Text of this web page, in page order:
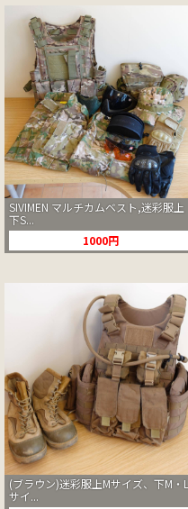
SIVIMEN マルチカムベスト,迷彩服上
下S...
1000円
(ブラウン)迷彩服上Mサイズ、下M・L
サイ...